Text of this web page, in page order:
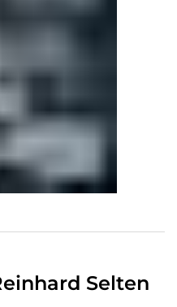
Selten